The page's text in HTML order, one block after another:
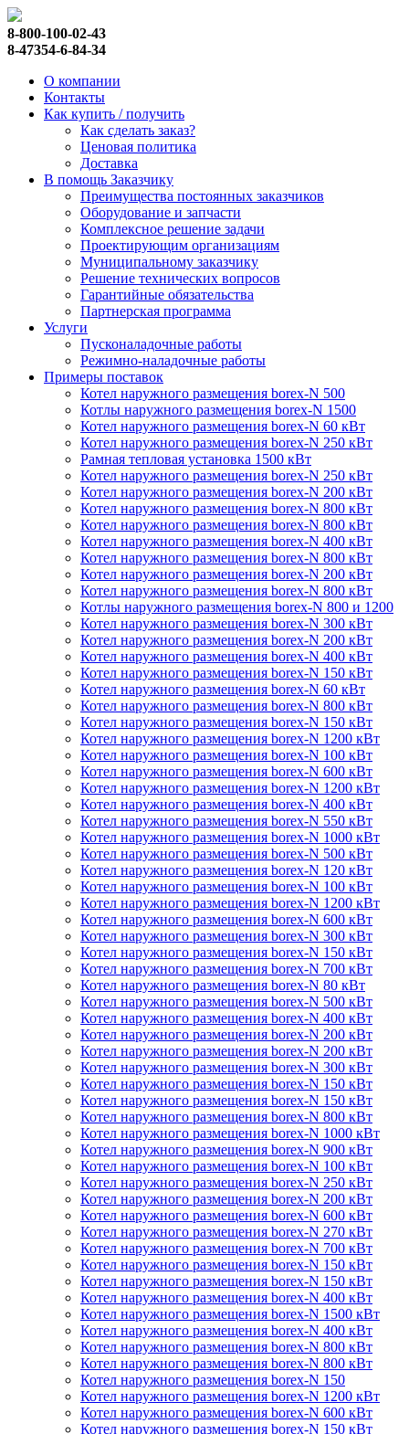
8-800-100-02-43
8-47354-6-84-34
О компании
Контакты
Как купить / получить
Как сделать заказ?
Ценовая политика
Доставка
В помощь Заказчику
Преимущества постоянных заказчиков
Оборудование и запчасти
Комплексное решение задачи
Проектирующим организациям
Муниципальному заказчику
Решение технических вопросов
Гарантийные обязательства
Партнерская программа
Услуги
Пусконаладочные работы
Режимно-наладочные работы
Примеры поставок
Котел наружного размещения borex-N 500
Котлы наружного размещения borex-N 1500
Котел наружного размещения borex-N 60 кВт
Котел наружного размещения borex-N 250 кВт
Рамная тепловая установка 1500 кВт
Котел наружного размещения borex-N 250 кВт
Котел наружного размещения borex-N 200 кВт
Котел наружного размещения borex-N 800 кВт
Котел наружного размещения borex-N 800 кВт
Котел наружного размещения borex-N 400 кВт
Котел наружного размещения borex-N 800 кВт
Котел наружного размещения borex-N 200 кВт
Котел наружного размещения borex-N 800 кВт
Котлы наружного размещения borex-N 800 и 1200
Котел наружного размещения borex-N 300 кВт
Котел наружного размещения borex-N 200 кВт
Котел наружного размещения borex-N 400 кВт
Котел наружного размещения borex-N 150 кВт
Котел наружного размещения borex-N 60 кВт
Котел наружного размещения borex-N 800 кВт
Котел наружного размещения borex-N 150 кВт
Котел наружного размещения borex-N 1200 кВт
Котел наружного размещения borex-N 100 кВт
Котел наружного размещения borex-N 600 кВт
Котел наружного размещения borex-N 1200 кВт
Котел наружного размещения borex-N 400 кВт
Котел наружного размещения borex-N 550 кВт
Котел наружного размещения borex-N 1000 кВт
Котел наружного размещения borex-N 500 кВт
Котел наружного размещения borex-N 120 кВт
Котел наружного размещения borex-N 100 кВт
Котел наружного размещения borex-N 1200 кВт
Котел наружного размещения borex-N 600 кВт
Котел наружного размещения borex-N 300 кВт
Котел наружного размещения borex-N 150 кВт
Котел наружного размещения borex-N 700 кВт
Котел наружного размещения borex-N 80 кВт
Котел наружного размещения borex-N 500 кВт
Котел наружного размещения borex-N 400 кВт
Котел наружного размещения borex-N 200 кВт
Котел наружного размещения borex-N 200 кВт
Котел наружного размещения borex-N 300 кВт
Котел наружного размещения borex-N 150 кВт
Котел наружного размещения borex-N 150 кВт
Котел наружного размещения borex-N 800 кВт
Котел наружного размещения borex-N 1000 кВт
Котел наружного размещения borex-N 900 кВт
Котел наружного размещения borex-N 100 кВт
Котел наружного размещения borex-N 250 кВт
Котел наружного размещения borex-N 200 кВт
Котел наружного размещения borex-N 600 кВт
Котел наружного размещения borex-N 270 кВт
Котел наружного размещения borex-N 700 кВт
Котел наружного размещения borex-N 150 кВт
Котел наружного размещения borex-N 150 кВт
Котел наружного размещения borex-N 400 кВт
Котел наружного размещения borex-N 1500 кВт
Котел наружного размещения borex-N 400 кВт
Котел наружного размещения borex-N 800 кВт
Котел наружного размещения borex-N 800 кВт
Котел наружного размещения borex-N 150
Котел наружного размещения borex-N 1200 кВт
Котел наружного размещения borex-N 600 кВт
Котел наружного размещения borex-N 150 кВт